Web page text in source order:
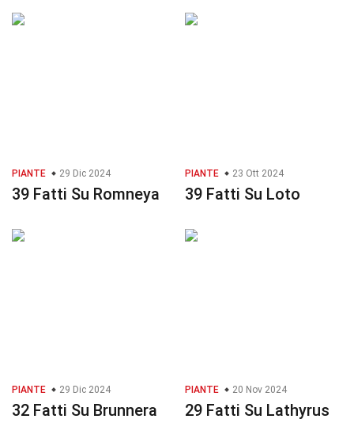
PIANTE 29 Dic 2024
39 Fatti Su Romneya
PIANTE 23 Ott 2024
39 Fatti Su Loto
PIANTE 29 Dic 2024
32 Fatti Su Brunnera
PIANTE 20 Nov 2024
29 Fatti Su Lathyrus